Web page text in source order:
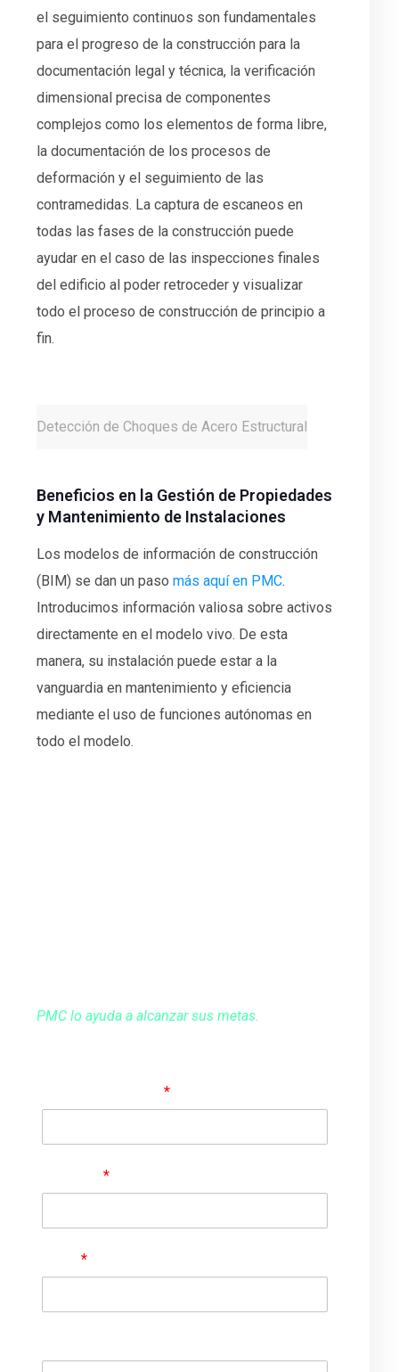
el seguimiento continuos son fundamentales
para el progreso de la construcción para la
documentación legal y técnica, la verificación
dimensional precisa de componentes
complejos como los elementos de forma libre,
la documentación de los procesos de
deformación y el seguimiento de las
contramedidas. La captura de escaneos en
todas las fases de la construcción puede
ayudar en el caso de las inspecciones finales
del edificio al poder retroceder y visualizar
todo el proceso de construcción de principio a
fin.
Detección de Choques de Acero Estructural
Beneficios en la Gestión de Propiedades
y Mantenimiento de Instalaciones
Los modelos de información de construcción
(BIM) se dan un pasomás aquí en PMC.
Introducimos información valiosa sobre activos
directamente en el modelo vivo. De esta
manera, su instalación puede estar a la
vanguardia en mantenimiento y eficiencia
mediante el uso de funciones autónomas en
todo el modelo.
PMC lo ayuda a alcanzar sus metas.
Nombre completo*
Empresa*
Email*